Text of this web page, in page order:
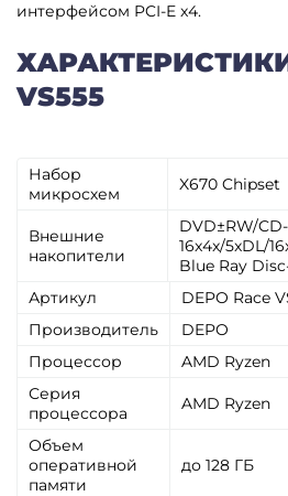
интерфейсом PCI-E x4.
ХАРАКТЕРИСТИКИ
VS555
Набор
микросхем
X670 Chipset
Внешние
накопители
DVD±RW/
16x4x/5xDL/
Blue Ray
Артикул
DEPO Race
Производитель
DEPO
Процессор
AMD Ryzen
Серия
процессора
AMD Ryzen
Объем
оперативной
памяти
до 128 ГБ